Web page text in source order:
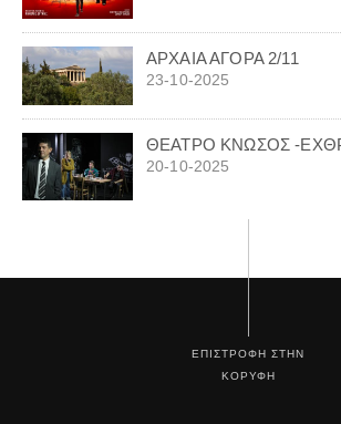
ΑΡΧΑΙΑ ΑΓΟΡΑ 2/11
23-10-2025
ΘΕΑΤΡΟ ΚΝΩΣΟΣ -
20-10-2025
ΕΠΙΣΤΡΟΦΗ ΣΤΗΝ
ΚΟΡΥΦΗ